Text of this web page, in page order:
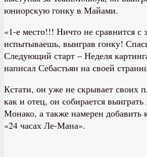
юниорскую гонку в Майами.
«1-е место!!! Ничто не сравнится с
испытываешь, выиграв гонку!
Следующий старт – Неделя
написал Себастьян на своей
Кстати, он уже не скрывает своих
как и отец, он собирается
Монако, а также намерен добавить
«24 часах Ле-Мана».